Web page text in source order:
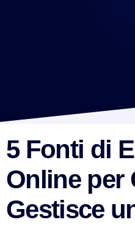
5 Fonti di
Online per
Gestisce